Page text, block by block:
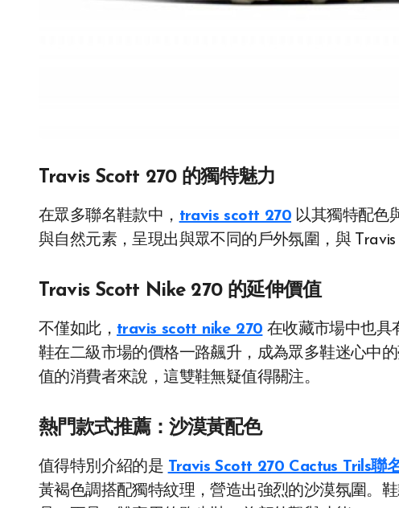
Travis Scott 270 的獨特魅力
在眾多聯名鞋款中， travis scott 270 以其獨特配色
與自然元素，呈現出與眾不同的戶外氛圍，與
Travis Scott Nike 270 的延伸價值
不僅如此， travis scott nike 270 在收藏市場中也具
鞋在二級市場的價格一路飆升，成為眾多鞋迷心中
值的消費者來說，這雙鞋無疑值得關注。
熱門款式推薦：沙漠黃配色
值得特別介紹的是 Travis Scott 270 Cactus Trils聯
黃褐色調搭配獨特紋理，營造出強烈的沙漠氛圍。